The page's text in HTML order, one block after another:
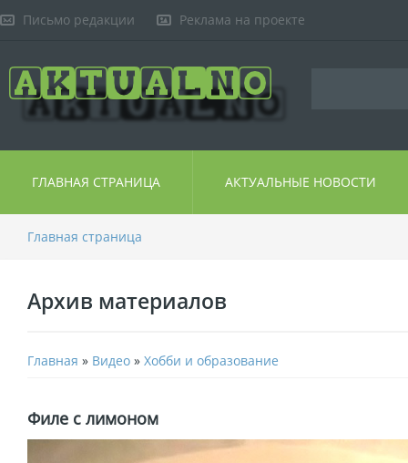
Письмо редакции Реклама на проекте
ГЛАВНАЯ СТРАНИЦА АКТУАЛЬНЫЕ НОВОСТИ
Главная страница
Архив материалов
Главная » Видео » Хобби и образование
Филе с лимоном